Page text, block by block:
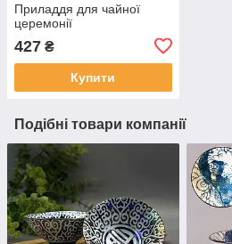
Приладдя для чайної
церемонії
427 ₴
Купити
Подібні товари компанії